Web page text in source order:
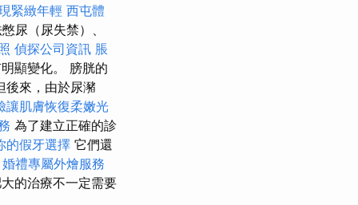
緊緻年輕 西屯體
尿（尿失禁）、
偵探公司資訊 脹
顯變化。 膀胱的
後來，由於尿瀦
讓肌膚恢復柔嫩光
為了建立正確的診
的假牙選擇 它們還
婚禮專屬外燴服務
的治療不一定需要